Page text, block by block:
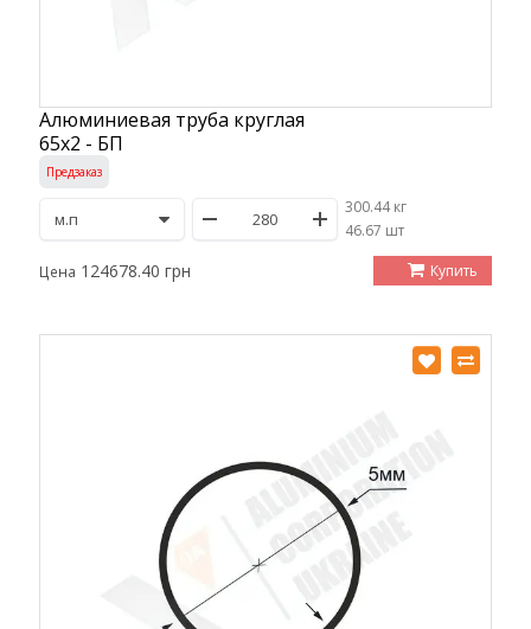
Алюминиевая труба круглая
65х2 - БП
Предзаказ
300.44 кг
/46.67 шт
Цена 124678.40 грн Купить